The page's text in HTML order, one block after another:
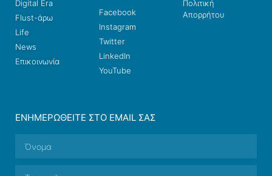
Digital Era
Flust-άρω
Life
News
Επικοινωνία
Facebook
Instagram
Twitter
LinkedIn
YouTube
Πολιτική
Απορρήτου
ΕΝΗΜΕΡΩΘΕΊΤΕ ΣΤΟ EMAIL ΣΑΣ